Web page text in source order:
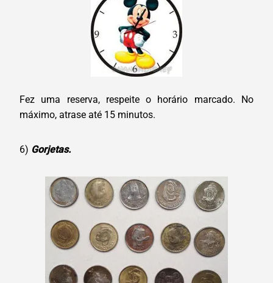
Fez uma reserva, respeite o horário marcado. No
máximo, atrase até 15 minutos.
6) Gorjetas.